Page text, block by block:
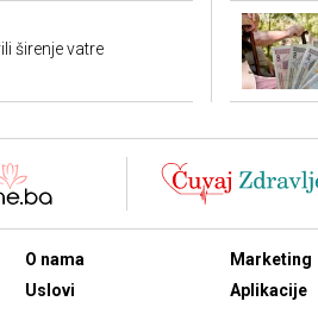
širenje vatre
O nama
Uslovi
Marketing
Aplikacije